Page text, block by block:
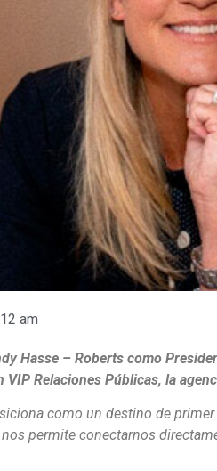
am
Hasse – Roberts como
Relaciones Públicas, la
como un destino de
permite conectarnos